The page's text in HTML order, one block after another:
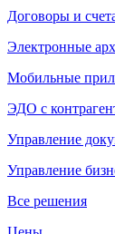
Договоры и
Электронные
Мобильные
ЭДО с
Управление
Управление
Все решения